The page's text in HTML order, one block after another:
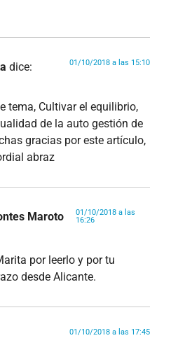
dice: 01/10/2018 a las 15:10
tema, Cultivar el equilibrio,
de la auto gestión de
gracias por este artículo,
abraz
Maroto
01/10/2018 a las
16:26
por leerlo y por tu
desde Alicante.
01/10/2018 a las 17:45